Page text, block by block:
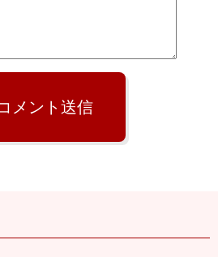
メント送信